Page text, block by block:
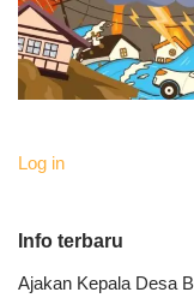
Log in
Info terbaru
Ajakan Kepala Desa